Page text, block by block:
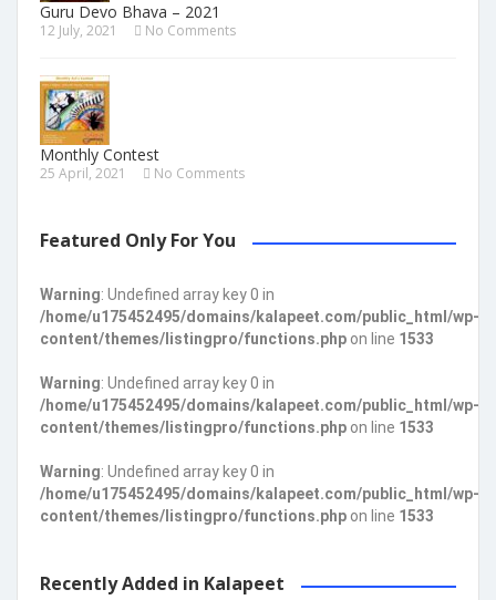
Guru Devo Bhava – 2021
12 July, 2021 No Comments
Monthly Contest
25 April, 2021 No Comments
Featured Only For You
Warning: Undefined array key 0 in
/home/u175452495/domains/kalapeet.com/public_html/wp-
content/themes/listingpro/functions.php on line 1533
Warning: Undefined array key 0 in
/home/u175452495/domains/kalapeet.com/public_html/wp-
content/themes/listingpro/functions.php on line 1533
Warning: Undefined array key 0 in
/home/u175452495/domains/kalapeet.com/public_html/wp-
content/themes/listingpro/functions.php on line 1533
Recently Added in Kalapeet